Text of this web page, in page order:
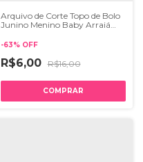
Arquivo de Corte Topo de Bolo
Junino Menino Baby Arraiá
-63% OFF
R$6,00 R$16,00